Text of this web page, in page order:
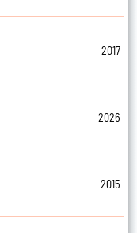
2017
2026
2015